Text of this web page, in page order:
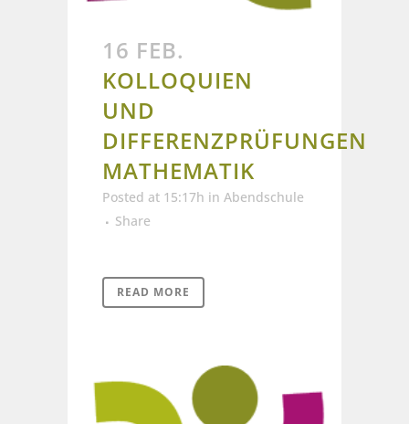
16 FEB.
KOLLOQUIEN
UND
DIFFERENZPRÜFUNGEN
MATHEMATIK
Posted at 15:17h in Abendschule
Share
READ MORE